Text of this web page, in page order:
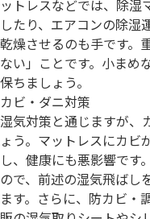
ットレスなどでは、除湿
したり、エアコンの除湿
乾燥させるのも手です。
ない」ことです。小まめ
保ちましょう。
カビ・ダニ対策
湿気対策と通じますが、
ょう。マットレスにカビ
し、健康にも悪影響です
ので、前述の湿気飛ばし
ます。さらに、防カビ・